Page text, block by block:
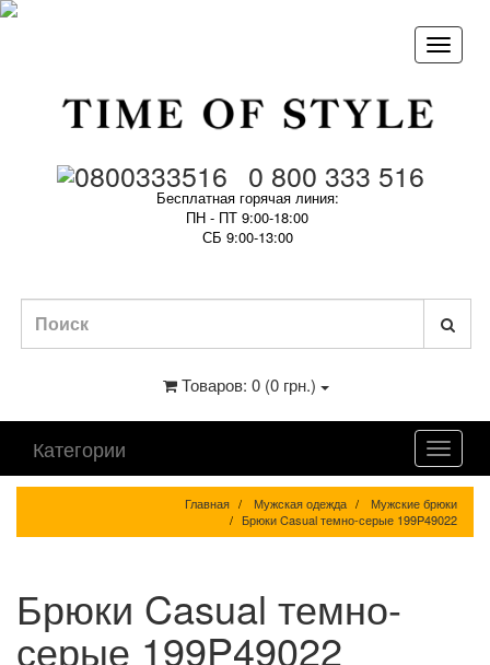
0 800 333 516
Бесплатная горячая линия:
ПН - ПТ 9:00-18:00
СБ 9:00-13:00
Товаров: 0 (0 грн.)
Категории
Главная Мужская одежда
Мужские брюки
Брюки Casual темно-серые 199P49022
Брюки Casual темно-
серые 199P49022